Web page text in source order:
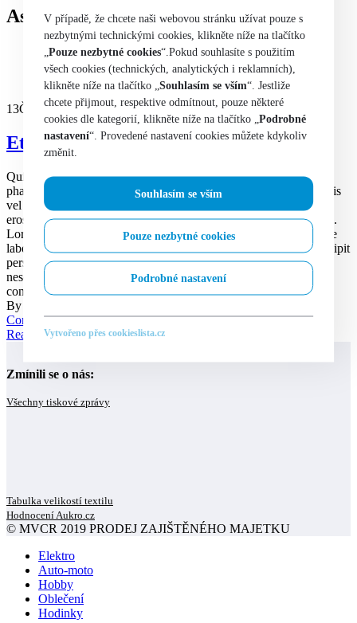
Asides
Home
Blog
Asides
13Čvn 13.06.2016
Etiam laoreet sem
Quisque elementum nibh at dolor pellentesque, a eleifend libero
pharetra. Mauris neque felis, volutpat nec ullamcorper eget, sagittis
vel enim. Nam sit amet ante egestas, gravida tellus vitae, semper
eros. Nullam mattis mi at metus egestas, in porttitor lectus sodales.
Lorem ipsum dolor sit amet, consectetur adipisicing elit. Voluptate
laborum vero voluptatum. Lorem quasi aliquid maiores iusto suscipit
perspiciatis a aspernatur et fuga repudiandae deleniti excepturi
nesciunt animi reprehenderit similique sit. ipsum dolor sit amet,
consectetur adipisicing elit. Qui at laborum...
By
Comments
Read more...
Zmínili se o nás:
Všechny tiskové zprávy
Tabulka velikostí textilu
Hodnocení Aukro.cz
© MVCR 2019 PRODEJ ZAJIŠTĚNÉHO MAJETKU
Elektro
Auto-moto
Hobby
Oblečení
Hodinky
V případě, že chcete naši webovou stránku užívat pouze s
nezbytnými technickými cookies, klikněte níže na tlačítko
„Pouze nezbytné cookies“.Pokud souhlasíte s použitím
všech cookies (technických, analytických i reklamních),
klikněte níže na tlačítko „Souhlasím se vším“. Jestliže
chcete přijmout, respektive odmítnout, pouze některé
cookies dle kategorií, klikněte níže na tlačítko „Podrobné
nastavení“. Provedené nastavení cookies můžete kdykoliv
změnit.
Souhlasím se vším
Pouze nezbytné cookies
Podrobné nastavení
Vytvořeno přes cookieslista.cz